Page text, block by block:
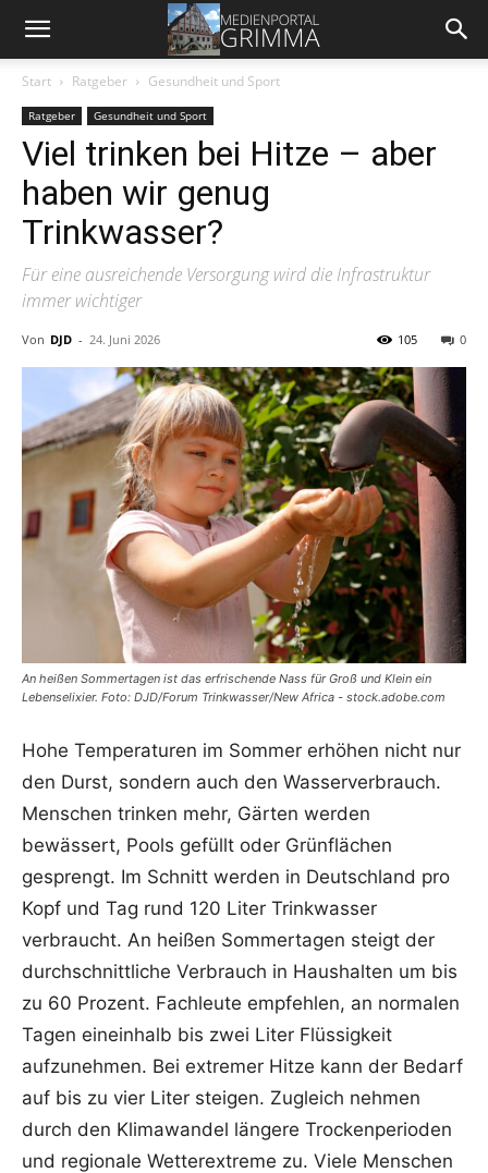
Start Ratgeber Gesundheit und Sport
Ratgeber Gesundheit und Sport
Viel trinken bei Hitze – aber
haben wir genug
Trinkwasser?
Für eine ausreichende Versorgung wird die Infrastruktur
immer wichtiger
Von DJD - 24. Juni 2026 0
105
An heißen Sommertagen ist das erfrischende Nass für Groß und Klein ein
Lebenselixier. Foto: DJD/Forum Trinkwasser/New Africa - stock.adobe.com
Hohe Temperaturen im Sommer erhöhen nicht nur
den Durst, sondern auch den Wasserverbrauch.
Menschen trinken mehr, Gärten werden
bewässert, Pools gefüllt oder Grünflächen
gesprengt. Im Schnitt werden in Deutschland pro
Kopf und Tag rund 120 Liter Trinkwasser
verbraucht. An heißen Sommertagen steigt der
durchschnittliche Verbrauch in Haushalten um bis
zu 60 Prozent. Fachleute empfehlen, an normalen
Tagen eineinhalb bis zwei Liter Flüssigkeit
aufzunehmen. Bei extremer Hitze kann der Bedarf
auf bis zu vier Liter steigen. Zugleich nehmen
durch den Klimawandel längere Trockenperioden
und regionale Wetterextreme zu. Viele Menschen